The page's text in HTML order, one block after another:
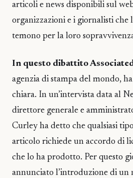
articoli e news disponibili sul
organizzazioni e i giornalisti che
temono per la loro
In questo dibattito
agenzia di stampa del mondo,
chiara. In un’intervista data al
direttore generale e
Curley ha detto che qualsiasi
articolo richiede un accordo di
che lo ha prodotto. Per questo
annunciato l’introduzione di un